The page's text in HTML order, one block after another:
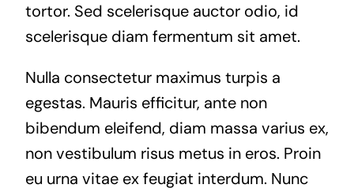
tortor. Sed scelerisque auctor odio, id
scelerisque diam fermentum sit amet.
Nulla consectetur maximus turpis a
egestas. Mauris efficitur, ante non
bibendum eleifend, diam massa varius ex,
non vestibulum risus metus in eros. Proin
eu urna vitae ex feugiat interdum. Nunc